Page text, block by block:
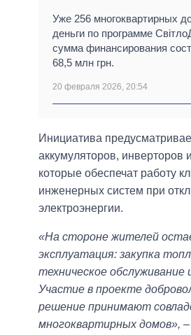
Уже 256 многоквартирных
деньги по программе
сумма финансирования
68,5 млн грн.
20 февраля 2026, 20:54
Инициатива
аккумуляторов, инверторов
которые обеспечат работу
инженерных систем при
электроэнергии.
«На стороне жителей
эксплуатация: закупка
техническое обслуживание
Участие в проекте
решение принимают
многоквартирных домов», –